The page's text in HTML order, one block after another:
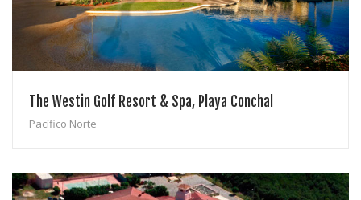
The Westin Golf Resort & Spa, Playa Conchal
Pacífico Norte